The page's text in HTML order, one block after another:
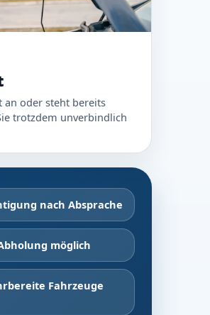
an oder steht bereits
trotzdem unverbindlich
nach Absprache
möglich
Fahrzeuge